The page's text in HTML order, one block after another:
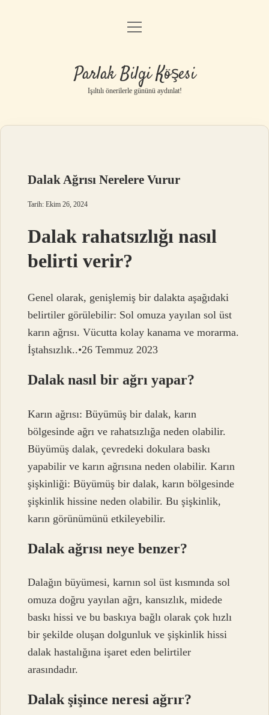
Anasayfa
Yasal Uyarı
menüyü
Parlak Bilgi Köşesi
Işıltılı önerilerle gününü aydınlat!
Dalak Ağrısı Nerelere Vurur
Tarih: Ekim 26, 2024
Dalak rahatsızlığı nasıl
belirti verir?
Genel olarak, genişlemiş bir dalakta aşağıdaki
belirtiler görülebilir: Sol omuza yayılan sol üst
karın ağrısı. Vücutta kolay kanama ve morarma.
İştahsızlık..•26 Temmuz 2023
Dalak nasıl bir ağrı yapar?
Karın ağrısı: Büyümüş bir dalak, karın
bölgesinde ağrı ve rahatsızlığa neden olabilir.
Büyümüş dalak, çevredeki dokulara baskı
yapabilir ve karın ağrısına neden olabilir. Karın
şişkinliği: Büyümüş bir dalak, karın bölgesinde
şişkinlik hissine neden olabilir. Bu şişkinlik,
karın görünümünü etkileyebilir.
Dalak ağrısı neye benzer?
Dalağın büyümesi, karnın sol üst kısmında sol
omuza doğru yayılan ağrı, kansızlık, midede
baskı hissi ve bu baskıya bağlı olarak çok hızlı
bir şekilde oluşan dolgunluk ve şişkinlik hissi
dalak hastalığına işaret eden belirtiler
arasındadır.
Dalak şişince neresi ağrır?